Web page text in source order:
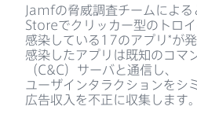
Jamfの​脅威調査チームに​よる
Storeで​クリッカー型の​トロ
感染している 17の​アプリ*が​
感染した​アプリは​既知の​コマ
（C&C）​サーバと​通信し、​
ユーザインタラクションを​シ
広告収入を​不正に​収集します。